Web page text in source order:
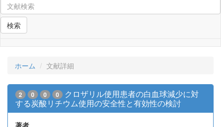
検索
ホーム 文献詳細
2 0 0 0
クロザリル使用患者の白血球減少に対
する炭酸リチウム使用の安全性と有効性の検討
著者